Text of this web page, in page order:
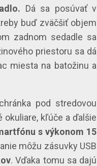
Dá sa posúvať v
buď zväčšiť objem
zadnom sedadle sa
priestoru sa dá
miesta na batožinu a
pod stredovou
kľúče a ďalšie
s výkonom 15
môžu zásuvky USB
. Vďaka tomu sa dajú